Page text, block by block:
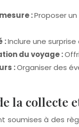
:Proposer
:Inclure une
du voyage :
:Organiser des
la collecte
soumises à des